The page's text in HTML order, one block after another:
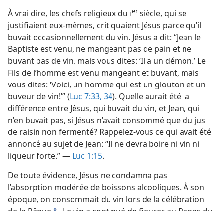
À vrai dire, les chefs religieux du Ier siècle, qui se
justifiaient eux-​mêmes, critiquaient Jésus parce qu’il
buvait occasionnellement du vin. Jésus a dit: “Jean le
Baptiste est venu, ne mangeant pas de pain et ne
buvant pas de vin, mais vous dites: ‘Il a un démon.’ Le
Fils de l’homme est venu mangeant et buvant, mais
vous dites: ‘Voici, un homme qui est un glouton et un
buveur de vin!’” (Luc 7:33, 34). Quelle aurait été la
différence entre Jésus, qui buvait du vin, et Jean, qui
n’en buvait pas, si Jésus n’avait consommé que du jus
de raisin non fermenté? Rappelez-​vous ce qui avait été
annoncé au sujet de Jean: “Il ne devra boire ni vin ni
liqueur forte.” — Luc 1:15.
De toute évidence, Jésus ne condamna pas
l’absorption modérée de boissons alcooliques. À son
époque, on consommait du vin lors de la célébration